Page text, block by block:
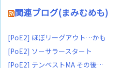
関連ブログ(まみむめも)
[PoE2] ほぼリーグアウト…かも
[PoE2] ソーサラースタート
[PoE2] テンペストMA その後…